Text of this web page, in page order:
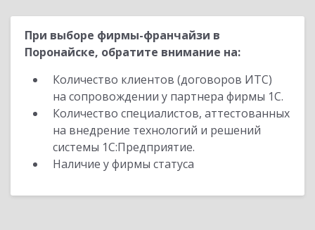
При выборе фирмы-франчайзи в
Поронайске, обратите внимание на:
Количество клиентов (договоров ИТС)
на сопровождении у партнера фирмы 1С.
Количество специалистов, аттестованных
на внедрение технологий и решений
системы 1С:Предприятие.
Наличие у фирмы статуса